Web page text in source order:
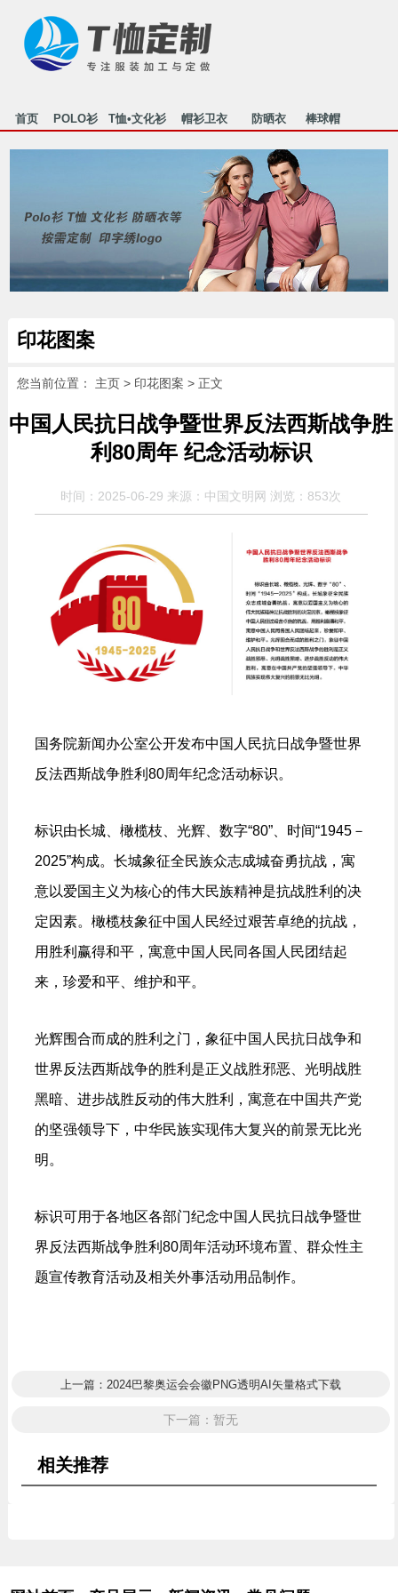
首页 POLO衫 T恤•文化衫 帽衫卫衣 防晒衣 棒球帽
印花图案
您当前位置： 主页> 印花图案 > 正文
中国人民抗日战争暨世界反法西斯战争胜
利80周年 纪念活动标识
时间：2025-06-29 来源：中国文明网 浏览： 853次
国务院新闻办公室公开发布中国人民抗日战争暨世界
反法西斯战争胜利80周年纪念活动标识。
标识由长城、橄榄枝、光辉、数字“80”、时间“1945－
2025”构成。长城象征全民族众志成城奋勇抗战，寓
意以爱国主义为核心的伟大民族精神是抗战胜利的决
定因素。橄榄枝象征中国人民经过艰苦卓绝的抗战，
用胜利赢得和平，寓意中国人民同各国人民团结起
来，珍爱和平、维护和平。
光辉围合而成的胜利之门，象征中国人民抗日战争和
世界反法西斯战争的胜利是正义战胜邪恶、光明战胜
黑暗、进步战胜反动的伟大胜利，寓意在中国共产党
的坚强领导下，中华民族实现伟大复兴的前景无比光
明。
标识可用于各地区各部门纪念中国人民抗日战争暨世
界反法西斯战争胜利80周年活动环境布置、群众性主
题宣传教育活动及相关外事活动用品制作。
上一篇：2024巴黎奥运会会徽PNG透明AI矢量格式下载
下一篇：暂无
相关推荐